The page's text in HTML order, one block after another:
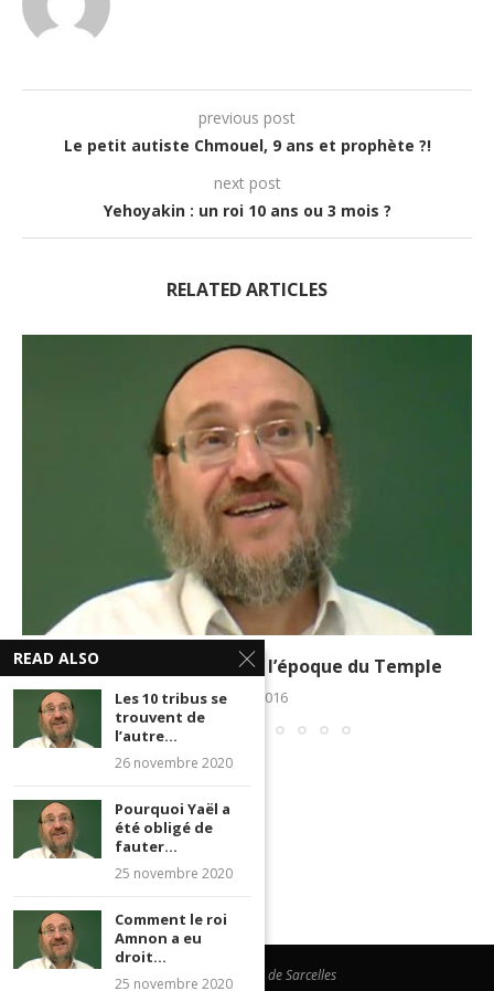
previous post
Le petit autiste Chmouel, 9 ans et prophète ?!
next post
Yehoyakin : un roi 10 ans ou 3 mois ?
RELATED ARTICLES
Les devoirs des Goyim à l’époque du Temple
5 juillet 2016
@Beth Hamidrach de Sarcelles
READ ALSO
Les 10 tribus se
trouvent de
l’autre...
26 novembre 2020
Pourquoi Yaël a
été obligé de
fauter...
25 novembre 2020
Comment le roi
Amnon a eu
droit...
25 novembre 2020